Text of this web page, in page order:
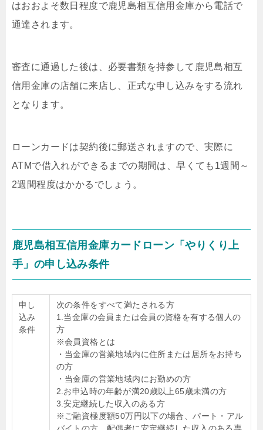
はおおよそ数日程度で鹿児島相互信用金庫から電話で
通達されます。
審査に通過した後は、必要書類を持参して鹿児島相互
信用金庫の店舗に来店し、正式な申し込みをする流れ
となります。
ローンカードは契約後に郵送されますので、実際に
ATMで借入れができるまでの期間は、早くても1週間～
2週間程度はかかるでしょう。
鹿児島相互信用金庫カードローン「やりくり上
手」の申し込み条件
申し
込み
条件
次の条件をすべて満たされる方
1.当金庫の会員または会員の資格を有する個人の
方
※会員資格とは
・当金庫の営業地域内に住所または居所をお持ち
の方
・当金庫の営業地域内にお勤めの方
2.お申込時の年齢が満20歳以上65歳未満の方
3.安定継続した収入のある方
※ご融資極度額50万円以下の場合、パート・アル